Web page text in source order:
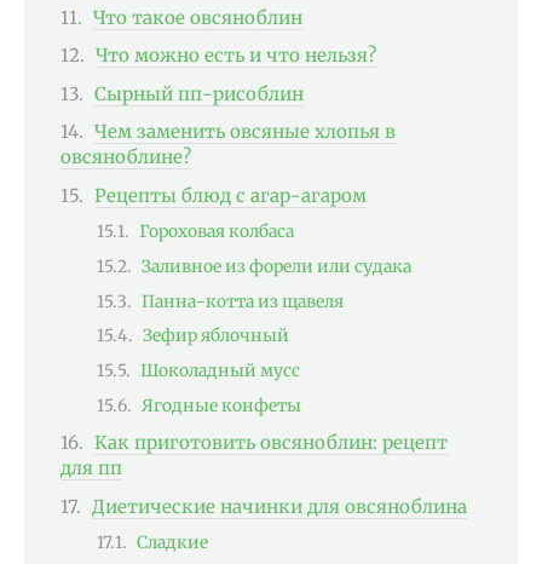
Что такое овсяноблин
Что можно есть и что нельзя?
Сырный пп-рисоблин
Чем заменить овсяные хлопья в
овсяноблине?
Рецепты блюд с агар-агаром
Гороховая колбаса
Заливное из форели или судака
Панна-котта из щавеля
Зефир яблочный
Шоколадный мусс
Ягодные конфеты
Как приготовить овсяноблин: рецепт
для пп
Диетические начинки для овсяноблина
Сладкие